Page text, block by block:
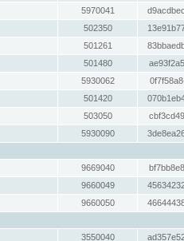
5970041
502350
501261
501480
5930062
501420
503050
5930090
9669040
9660049
9660050
3550040